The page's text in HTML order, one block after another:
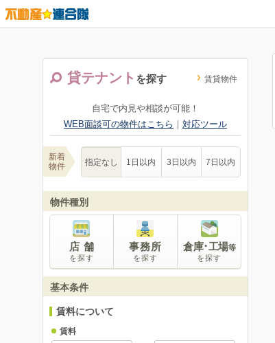
貸テナント を探す 賃貸物件
自宅で内見や相談が可能！
WEB面談可の物件はこちら ｜ 対応ツール
新着
物件
指定なし 1日以内 3日以内 7日以内
物件種別
店 舗
を探す
事務所
を探す
倉庫･工場等
を探す
基本条件
賃料について
賃料